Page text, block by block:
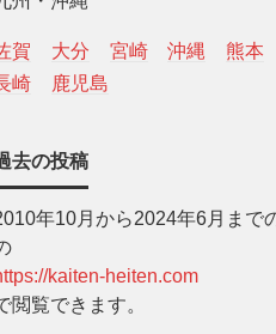
賀 大分 宮崎 沖縄 熊本
崎
鹿児島
去の投稿
年10月から2024年6月まで
kaiten-heiten.com
閲覧できます。